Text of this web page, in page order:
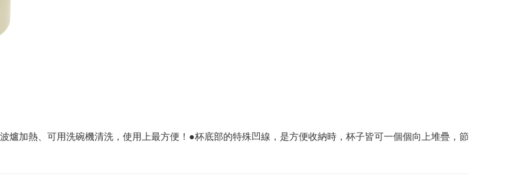
爐加熱、可用洗碗機清洗，使用上最方便！●杯底部的特殊凹線，是方便收納時，杯子皆可一個個向上堆疊，節